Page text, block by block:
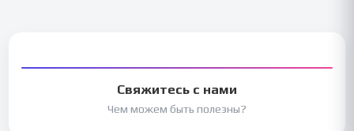
Свяжитесь с нами
Чем можем быть полезны?